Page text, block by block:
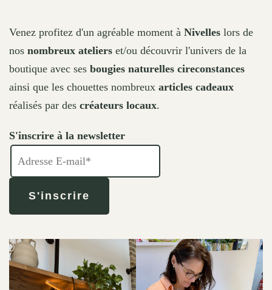
Venez profitez d'un agréable moment à Nivelles lors de
nos nombreux ateliers et/ou découvrir l'univers de la
boutique avec ses bougies naturelles cireconstances
ainsi que les chouettes nombreux articles cadeaux
réalisés par des créateurs locaux.
S'inscrire à la newsletter